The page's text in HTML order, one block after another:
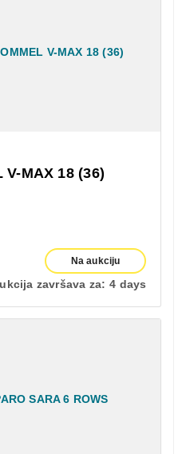
V-MAX 18 (36)
Na aukciju
završava za: 4 days